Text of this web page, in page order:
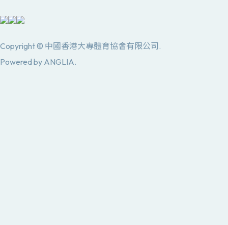
Copyright © 中國香港大專體育協會有限公司.
Powered by ANGLIA.